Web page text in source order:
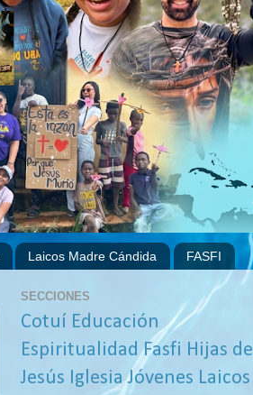
Laicos Madre Cándida FASFI
SECCIONES
Cotuí Educación
Espiritualidad Fasfi Hijas de
Jesús Iglesia Jóvenes Laicos